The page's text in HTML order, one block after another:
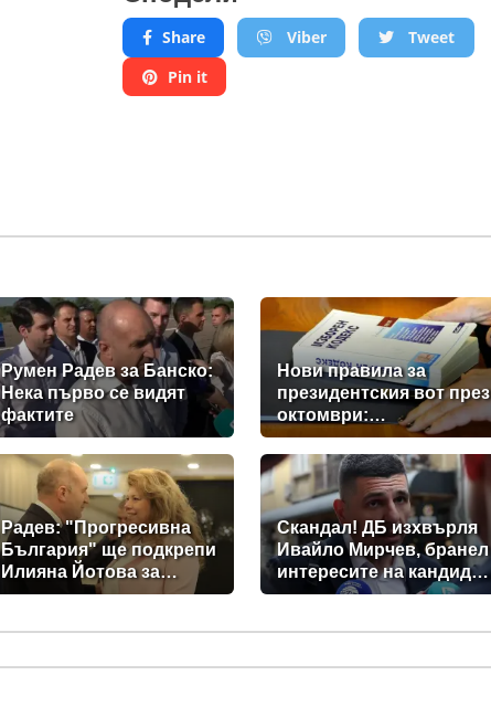
Share Viber
Tweet
Pin it
Румен Радев за Банско:
Нека първо се видят
фактите
Нови правила за
президентския вот през
октомври:
Парламентът прие
промени в Изборния
кодекс
Радев: "Прогресивна
България" ще подкрепи
Илияна Йотова за
президент
Скандал! ДБ изхвърля
Ивайло Мирчев, бранел
интересите на кандидат
за „Лукойл”